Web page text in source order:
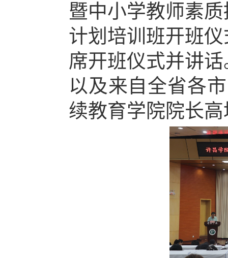
暨中小学教师素
计划培训班开班
席开班仪式并讲
以及来自全省各
续教育学院院长